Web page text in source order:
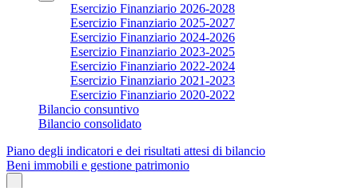
Esercizio Finanziario 2026-2028
Esercizio Finanziario 2025-2027
Esercizio Finanziario 2024-2026
Esercizio Finanziario 2023-2025
Esercizio Finanziario 2022-2024
Esercizio Finanziario 2021-2023
Esercizio Finanziario 2020-2022
Bilancio consuntivo
Bilancio consolidato
Piano degli indicatori e dei risultati attesi di bilancio
Beni immobili e gestione patrimonio